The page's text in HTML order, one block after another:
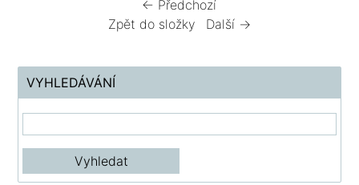
← Předchozí
Zpět do složky
Další →
VYHLEDÁVÁNÍ